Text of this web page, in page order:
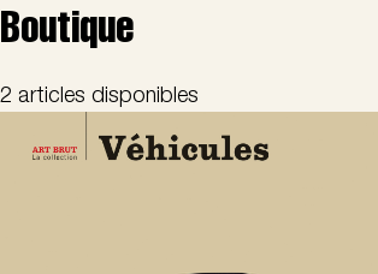
Boutique
2 articles disponibles